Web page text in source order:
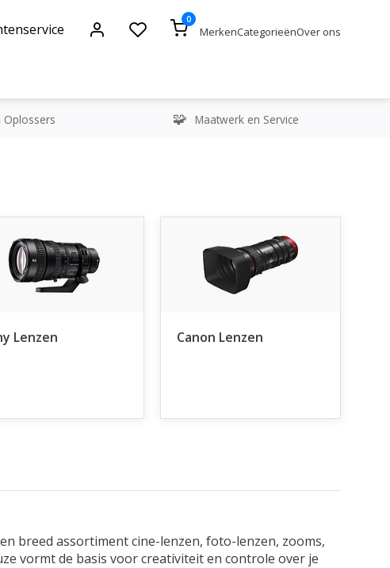
0
MerkenCategorieënOver ons
Oplossers Maatwerk en Service
Lenzen Canon Lenzen
breed assortiment cine-lenzen, foto-lenzen, zooms,
vormt de basis voor creativiteit en controle over je